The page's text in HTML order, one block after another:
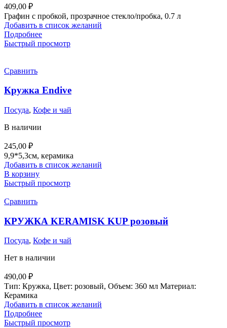
409,00 ₽
Графин с пробкой, прозрачное стекло/пробка, 0.7 л
Добавить в список желаний
Подробнее
Быстрый просмотр
Сравнить
Кружка Endive
Посуда, Кофе и чай
В наличии
245,00 ₽
9,9*5,3см, керамика
Добавить в список желаний
В корзину
Быстрый просмотр
Сравнить
КРУЖКА KERAMISK KUP розовый
Посуда, Кофе и чай
Нет в наличии
490,00 ₽
Тип: Кружка, Цвет: розовый, Объем: 360 мл Материал:
Керамика
Добавить в список желаний
Подробнее
Быстрый просмотр